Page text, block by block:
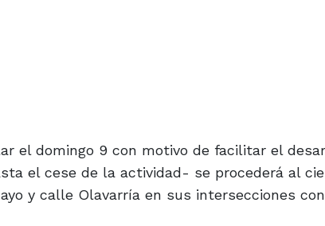
el domingo 9 con motivo de facilitar el
el cese de la actividad- se procederá al
y calle Olavarría en sus intersecciones con